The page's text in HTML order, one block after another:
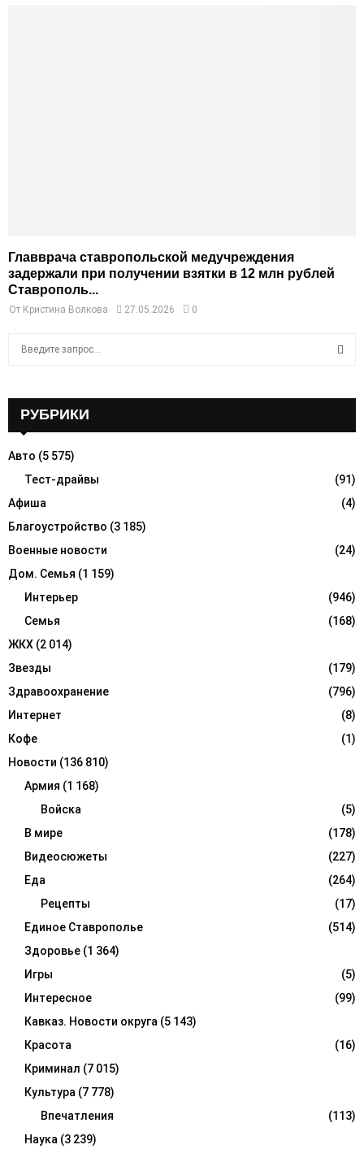
Главврача ставропольской медучреждения
задержали при получении взятки в 12 млн рублей
Ставрополь...
От Кристина Волкова 27.05.2026 0
o
R
C
H
РУБРИКИ
Авто (5 575)
Тест-драйвы
(91)
Афиша
(4)
Благоустройство (3 185)
Военные новости
(24)
Дом. Семья (1 159)
Интерьер
(946)
Семья
(168)
ЖКХ (2 014)
Звезды
(179)
Здравоохранение
(796)
Интернет
(8)
Кофе
(1)
Новости (136 810)
Армия (1 168)
Войска
(5)
В мире
(178)
Видеосюжеты
(227)
Еда
(264)
Рецепты
(17)
Единое Ставрополье
(514)
Здоровье (1 364)
Игры
(5)
Интересное
(99)
Кавказ. Новости округа (5 143)
Красота
(16)
Криминал (7 015)
Культура (7 778)
Впечатления
(113)
Наука (3 239)